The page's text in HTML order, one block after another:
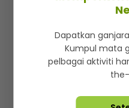
Iklan
Terma & Syarat
Dapatkan
Kumpul mata
pelbagai aktiviti